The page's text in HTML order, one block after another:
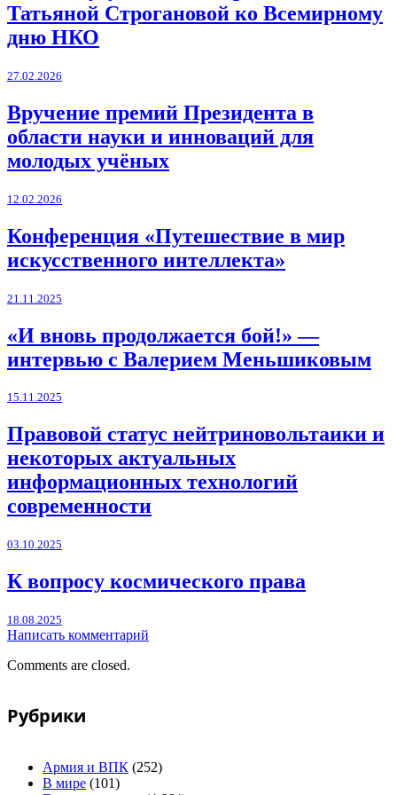
Татьяной Строгановой ко Всемирному
дню НКО
27.02.2026
Вручение премий Президента в
области науки и инноваций для
молодых учёных
12.02.2026
Конференция «Путешествие в мир
искусственного интеллекта»
21.11.2025
«И вновь продолжается бой!» —
интервью с Валерием Меньшиковым
15.11.2025
Правовой статус нейтриновольтаики и
некоторых актуальных
информационных технологий
современности
03.10.2025
К вопросу космического права
18.08.2025
Написать комментарий
Comments are closed.
Рубрики
Армия и ВПК (252)
В мире (101)